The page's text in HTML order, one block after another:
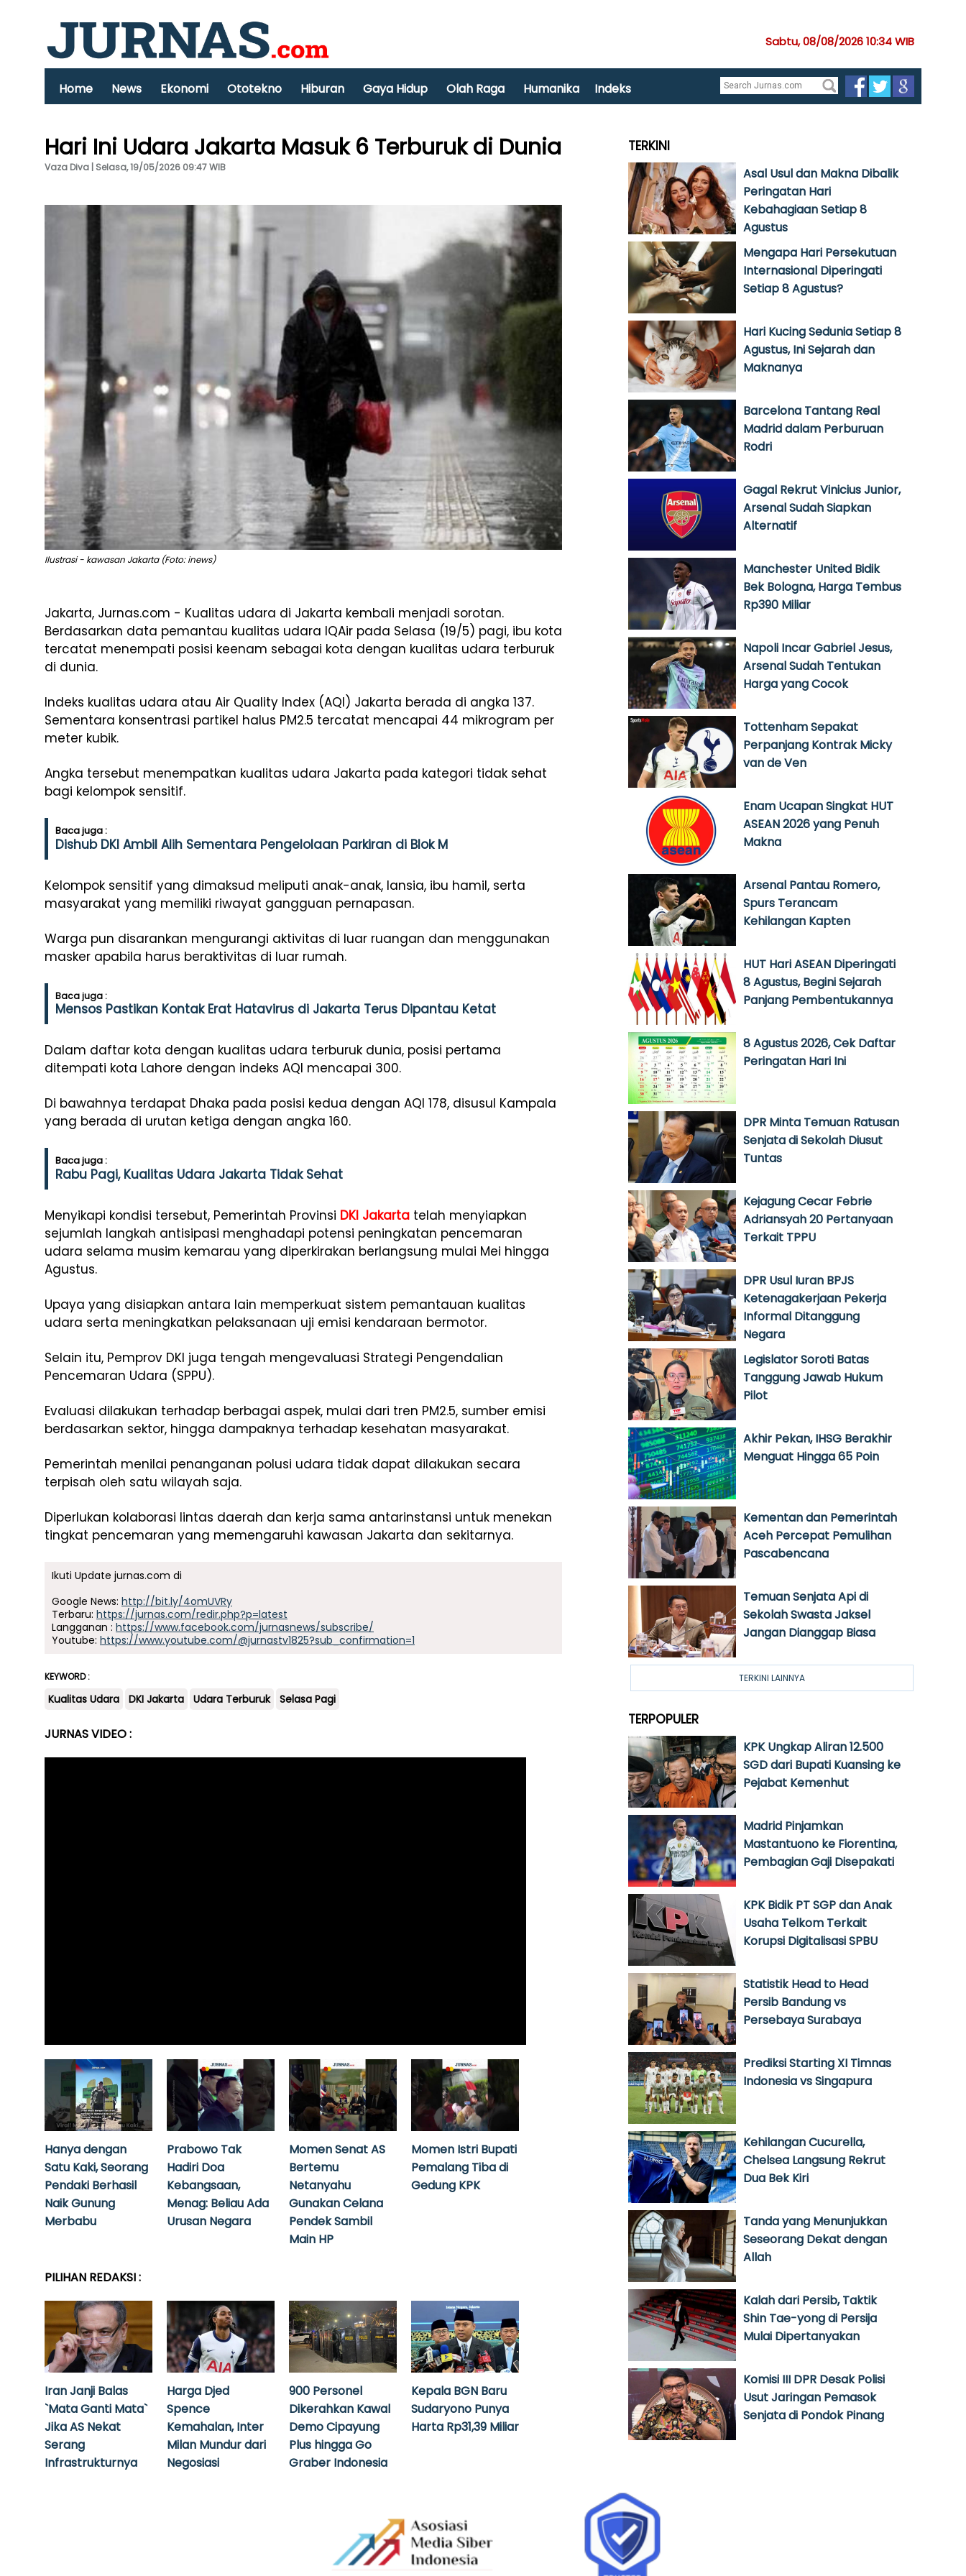
Sabtu, 08/08/2026 10:34 WIB
Home News Ekonomi Ototekno Hiburan Gaya Hidup Olah Raga Humanika Indeks
Hari Ini Udara Jakarta Masuk 6 Terburuk di Dunia
Vaza Diva | Selasa, 19/05/2026 09:47 WIB
Ilustrasi - kawasan Jakarta (Foto: inews)
Jakarta, Jurnas.com - Kualitas udara di Jakarta kembali menjadi sorotan.
Berdasarkan data pemantau kualitas udara IQAir pada Selasa (19/5) pagi, ibu kota
tercatat menempati posisi keenam sebagai kota dengan kualitas udara terburuk
di dunia.
Indeks kualitas udara atau Air Quality Index (AQI) Jakarta berada di angka 137.
Sementara konsentrasi partikel halus PM2.5 tercatat mencapai 44 mikrogram per
meter kubik.
Angka tersebut menempatkan kualitas udara Jakarta pada kategori tidak sehat
bagi kelompok sensitif.
Baca juga :
Dishub DKI Ambil Alih Sementara Pengelolaan Parkiran di Blok M
Kelompok sensitif yang dimaksud meliputi anak-anak, lansia, ibu hamil, serta
masyarakat yang memiliki riwayat gangguan pernapasan.
Warga pun disarankan mengurangi aktivitas di luar ruangan dan menggunakan
masker apabila harus beraktivitas di luar rumah.
Baca juga :
Mensos Pastikan Kontak Erat Hatavirus di Jakarta Terus Dipantau Ketat
Dalam daftar kota dengan kualitas udara terburuk dunia, posisi pertama
ditempati kota Lahore dengan indeks AQI mencapai 300.
Di bawahnya terdapat Dhaka pada posisi kedua dengan AQI 178, disusul Kampala
yang berada di urutan ketiga dengan angka 160.
Baca juga :
Rabu Pagi, Kualitas Udara Jakarta Tidak Sehat
Menyikapi kondisi tersebut, Pemerintah Provinsi DKI Jakarta telah menyiapkan
sejumlah langkah antisipasi menghadapi potensi peningkatan pencemaran
udara selama musim kemarau yang diperkirakan berlangsung mulai Mei hingga
Agustus.
Upaya yang disiapkan antara lain memperkuat sistem pemantauan kualitas
udara serta meningkatkan pelaksanaan uji emisi kendaraan bermotor.
Selain itu, Pemprov DKI juga tengah mengevaluasi Strategi Pengendalian
Pencemaran Udara (SPPU).
Evaluasi dilakukan terhadap berbagai aspek, mulai dari tren PM2.5, sumber emisi
berdasarkan sektor, hingga dampaknya terhadap kesehatan masyarakat.
Pemerintah menilai penanganan polusi udara tidak dapat dilakukan secara
terpisah oleh satu wilayah saja.
Diperlukan kolaborasi lintas daerah dan kerja sama antarinstansi untuk menekan
tingkat pencemaran yang memengaruhi kawasan Jakarta dan sekitarnya.
Ikuti Update jurnas.com di
Google News: http://bit.ly/4omUVRy
Terbaru: https://jurnas.com/redir.php?p=latest
Langganan : https://www.facebook.com/jurnasnews/subscribe/
Youtube: https://www.youtube.com/@jurnastv1825?sub_confirmation=1
KEYWORD :
Kualitas Udara DKI Jakarta Udara Terburuk Selasa Pagi
JURNAS VIDEO :
Hanya dengan
Satu Kaki, Seorang
Pendaki Berhasil
Naik Gunung
Merbabu
Prabowo Tak
Hadiri Doa
Kebangsaan,
Menag: Beliau Ada
Urusan Negara
Momen Senat AS
Bertemu
Netanyahu
Gunakan Celana
Pendek Sambil
Main HP
Momen Istri Bupati
Pemalang Tiba di
Gedung KPK
PILIHAN REDAKSI :
Iran Janji Balas
`Mata Ganti Mata`
Jika AS Nekat
Serang
Infrastrukturnya
Harga Djed
Spence
Kemahalan, Inter
Milan Mundur dari
Negosiasi
900 Personel
Dikerahkan Kawal
Demo Cipayung
Plus hingga Go
Graber Indonesia
Kepala BGN Baru
Sudaryono Punya
Harta Rp31,39 Miliar
TERKINI
Asal Usul dan Makna Dibalik
Peringatan Hari
Kebahagiaan Setiap 8
Agustus
Mengapa Hari Persekutuan
Internasional Diperingati
Setiap 8 Agustus?
Hari Kucing Sedunia Setiap 8
Agustus, Ini Sejarah dan
Maknanya
Barcelona Tantang Real
Madrid dalam Perburuan
Rodri
Gagal Rekrut Vinicius Junior,
Arsenal Sudah Siapkan
Alternatif
Manchester United Bidik
Bek Bologna, Harga Tembus
Rp390 Miliar
Napoli Incar Gabriel Jesus,
Arsenal Sudah Tentukan
Harga yang Cocok
Tottenham Sepakat
Perpanjang Kontrak Micky
van de Ven
Enam Ucapan Singkat HUT
ASEAN 2026 yang Penuh
Makna
Arsenal Pantau Romero,
Spurs Terancam
Kehilangan Kapten
HUT Hari ASEAN Diperingati
8 Agustus, Begini Sejarah
Panjang Pembentukannya
8 Agustus 2026, Cek Daftar
Peringatan Hari Ini
DPR Minta Temuan Ratusan
Senjata di Sekolah Diusut
Tuntas
Kejagung Cecar Febrie
Adriansyah 20 Pertanyaan
Terkait TPPU
DPR Usul Iuran BPJS
Ketenagakerjaan Pekerja
Informal Ditanggung
Negara
Legislator Soroti Batas
Tanggung Jawab Hukum
Pilot
Akhir Pekan, IHSG Berakhir
Menguat Hingga 65 Poin
Kementan dan Pemerintah
Aceh Percepat Pemulihan
Pascabencana
Temuan Senjata Api di
Sekolah Swasta Jaksel
Jangan Dianggap Biasa
TERKINI LAINNYA
TERPOPULER
KPK Ungkap Aliran 12.500
SGD dari Bupati Kuansing ke
Pejabat Kemenhut
Madrid Pinjamkan
Mastantuono ke Fiorentina,
Pembagian Gaji Disepakati
KPK Bidik PT SGP dan Anak
Usaha Telkom Terkait
Korupsi Digitalisasi SPBU
Statistik Head to Head
Persib Bandung vs
Persebaya Surabaya
Prediksi Starting XI Timnas
Indonesia vs Singapura
Kehilangan Cucurella,
Chelsea Langsung Rekrut
Dua Bek Kiri
Tanda yang Menunjukkan
Seseorang Dekat dengan
Allah
Kalah dari Persib, Taktik
Shin Tae-yong di Persija
Mulai Dipertanyakan
Komisi III DPR Desak Polisi
Usut Jaringan Pemasok
Senjata di Pondok Pinang